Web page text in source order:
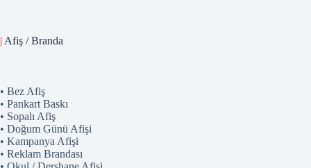
| Afiş / Branda
• Bez Afiş
• Pankart Baskı
• Sopalı Afiş
• Doğum Günü Afişi
• Kampanya Afişi
• Reklam Brandası